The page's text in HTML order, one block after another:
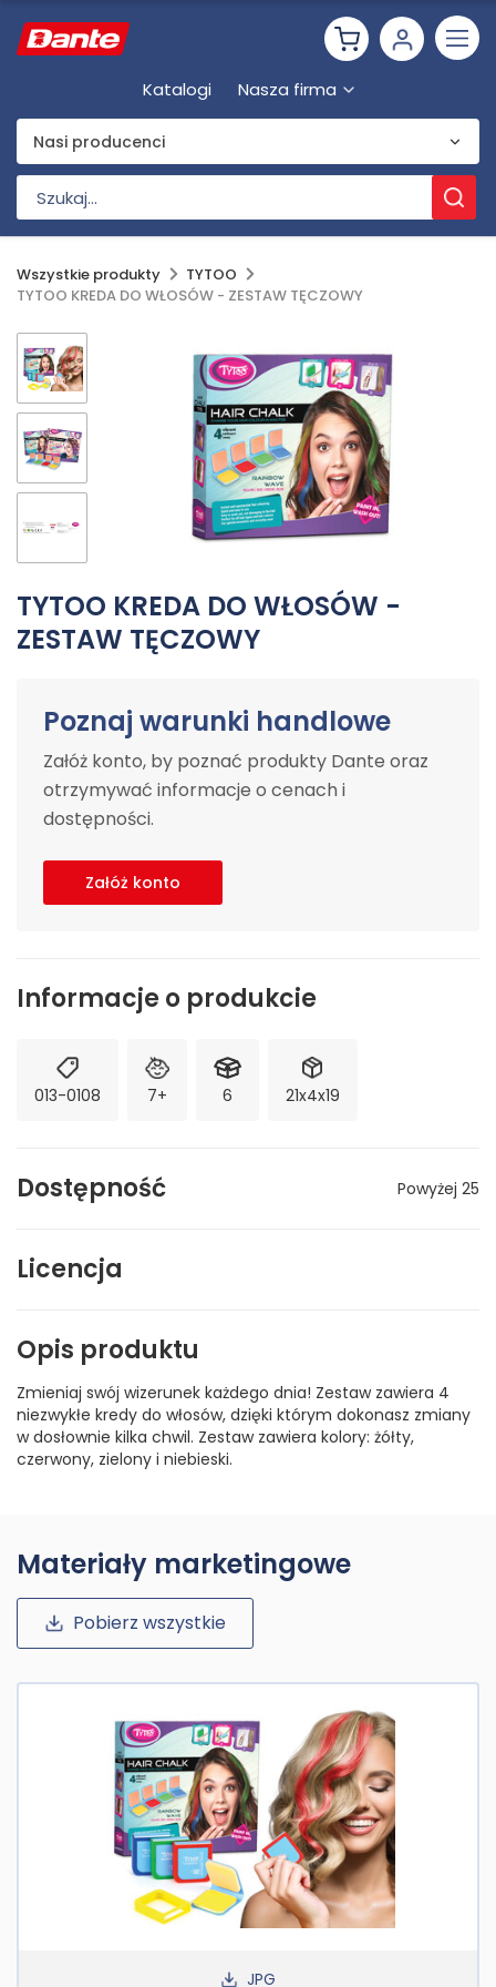
Katalogi Nasza firma
Nasi producenci
Wszystkie produkty
TYTOO
TYTOO KREDA DO WŁOSÓW - ZESTAW TĘCZOWY
TYTOO KREDA DO WŁOSÓW -
ZESTAW TĘCZOWY
Poznaj warunki handlowe
Załóż konto, by poznać produkty Dante oraz
otrzymywać informacje o cenach i
dostępności.
Załóż konto
Informacje o produkcie
013-0108 7+ 6 21x4x19
Dostępność Powyżej 25
Licencja
Opis produktu
Zmieniaj swój wizerunek każdego dnia! Zestaw zawiera 4
niezwykłe kredy do włosów, dzięki którym dokonasz zmiany
w dosłownie kilka chwil. Zestaw zawiera kolory: żółty,
czerwony, zielony i niebieski.
Materiały marketingowe
Pobierz wszystkie
JPG